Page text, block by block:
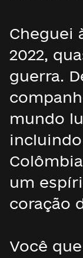
Cheguei
2022,
guerra.
mundo
um
coração
Você